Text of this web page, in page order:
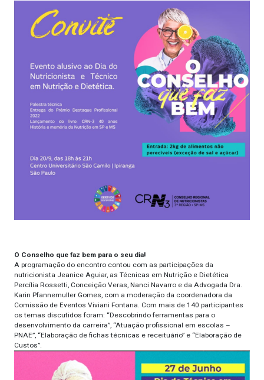
O Conselho que faz bem para o seu dia!
A programação do encontro contou com as participações da
nutricionista Jeanice Aguiar, as Técnicas em Nutrição e Dietética
Percília Rossetti, Conceição Veras, Nanci Navarro e da Advogada Dra.
Karin Pfannemuller Gomes, com a moderação da coordenadora da
Comissão de Eventos Viviani Fontana. Com mais de 140 participantes
os temas discutidos foram: “Descobrindo ferramentas para o
desenvolvimento da carreira”, “Atuação profissional em escolas –
PNAE”, “Elaboração de fichas técnicas e receituário” e “Elaboração de
Custos”.